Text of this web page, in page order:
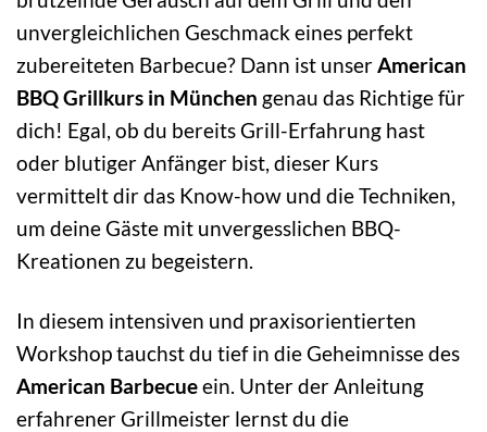
unvergleichlichen Geschmack eines perfekt
zubereiteten Barbecue? Dann ist unser American
BBQ Grillkurs in München genau das Richtige für
dich! Egal, ob du bereits Grill-Erfahrung hast
oder blutiger Anfänger bist, dieser Kurs
vermittelt dir das Know-how und die Techniken,
um deine Gäste mit unvergesslichen BBQ-
Kreationen zu begeistern.
In diesem intensiven und praxisorientierten
Workshop tauchst du tief in die Geheimnisse des
American Barbecueein. Unter der Anleitung
erfahrener Grillmeister lernst du die